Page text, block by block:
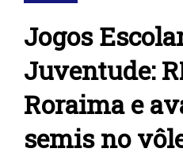
Jogos
Juventude:
Roraima e
semis no